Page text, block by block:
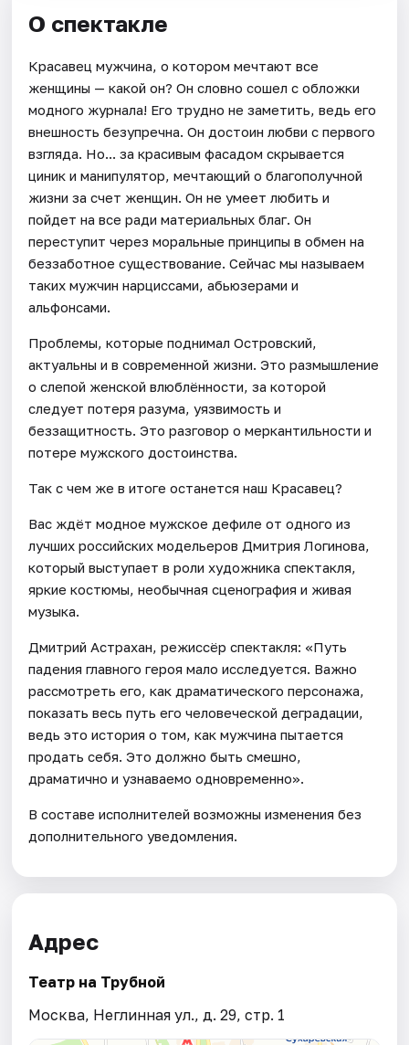
О спектакле
Красавец мужчина, о котором мечтают все
женщины — какой он? Он словно сошел с обложки
модного журнала! Его трудно не заметить, ведь его
внешность безупречна. Он достоин любви с первого
взгляда. Но... за красивым фасадом скрывается
циник и манипулятор, мечтающий о благополучной
жизни за счет женщин. Он не умеет любить и
пойдет на все ради материальных благ. Он
переступит через моральные принципы в обмен на
беззаботное существование. Сейчас мы называем
таких мужчин нарциссами, абьюзерами и
альфонсами.
Проблемы, которые поднимал Островский,
актуальны и в современной жизни. Это размышление
о слепой женской влюблённости, за которой
следует потеря разума, уязвимость и
беззащитность. Это разговор о меркантильности и
потере мужского достоинства.
Так с чем же в итоге останется наш Красавец?
Вас ждёт модное мужское дефиле от одного из
лучших российских модельеров Дмитрия Логинова,
который выступает в роли художника спектакля,
яркие костюмы, необычная сценография и живая
музыка.
Дмитрий Астрахан, режиссёр спектакля: «Путь
падения главного героя мало исследуется. Важно
рассмотреть его, как драматического персонажа,
показать весь путь его человеческой деградации,
ведь это история о том, как мужчина пытается
продать себя. Это должно быть смешно,
драматично и узнаваемо одновременно».
В составе исполнителей возможны изменения без
дополнительного уведомления.
Адрес
Театр на Трубной
Москва, Неглинная ул., д. 29, стр. 1